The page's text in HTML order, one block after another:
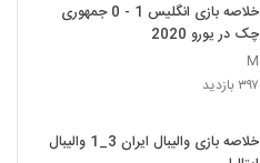
خلاصه بازی انگلیس 1 - 0 جمهوری
چک در یورو 2020
M
۳۹۷ بازدید
خلاصه بازی والیبال ایران 3_1 والیبال